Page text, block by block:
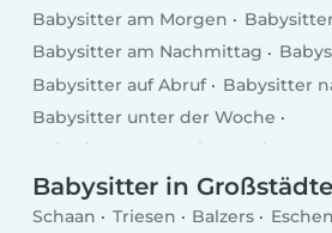
Babysitter am Morgen
Babysitter am Nachmittag
Babysitter auf Abruf
Babysitter
Babysitter unter der Woche
Babysitter am Wochenende
Babysitter in
Schaan Triesen Balzers Eschen